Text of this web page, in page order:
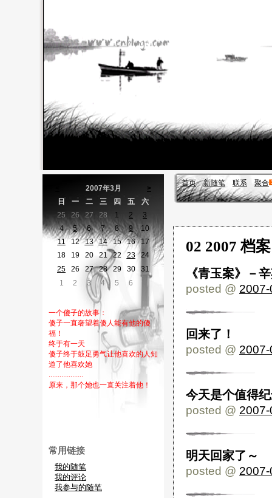
首页 新随笔 联系 聚合
02 2007 档案
《青玉案》－
posted @
回来了！
posted @
今天是个值得
posted @
明天回家了～
posted @
2007年3月
>
日
一 二 三 四 五
六
25
26 27 28 1 2
3
4
5 6 7 8 9
10
11
12 13 14 15 16
17
18
19 20 21 22 23
24
25
26 27 28 29 30
31
1
2 3 4 5 6
一个傻子的故事：
傻子一直奢望着傻人能有他的傻
福！
终于有一天
傻子终于鼓足勇气让他喜欢的人知
道了他喜欢她
...................
原来，那个她也一直关注着他！
常用链接
我的随笔
我的评论
我参与的随笔